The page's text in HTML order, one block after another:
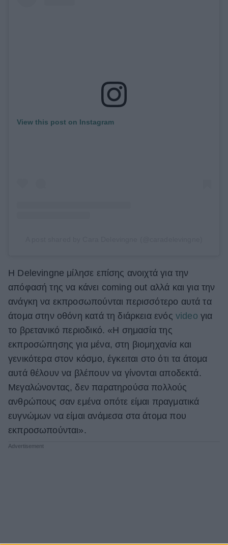
View this post on Instagram
H Delevingne μίλησε επίσης ανοιχτά για την
απόφασή της να κάνει coming out αλλά και για την
ανάγκη να εκπροσωπούνται περισσότερο αυτά τα
άτομα στην οθόνη κατά τη διάρκεια ενός video για
τo βρετανικό περιοδικό. «Η σημασία της
εκπροσώπησης για μένα, στη βιομηχανία και
γενικότερα στον κόσμο, έγκειται στο ότι τα άτομα
αυτά θέλουν να βλέπουν να γίνονται αποδεκτά.
Μεγαλώνοντας, δεν παρατηρούσα πολλούς
ανθρώπους σαν εμένα οπότε είμαι πραγματικά
ευγνώμων να είμαι ανάμεσα στα άτομα που
εκπροσωπούνται».